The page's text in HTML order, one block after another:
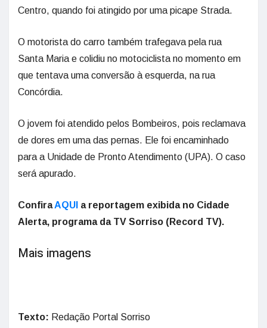
Centro, quando foi atingido por uma picape Strada.
O motorista do carro também trafegava pela rua
Santa Maria e colidiu no motociclista no momento em
que tentava uma conversão à esquerda, na rua
Concórdia.
O jovem foi atendido pelos Bombeiros, pois reclamava
de dores em uma das pernas. Ele foi encaminhado
para a Unidade de Pronto Atendimento (UPA). O caso
será apurado.
ConfiraAQUI a reportagem exibida no Cidade
Alerta, programa da TV Sorriso (Record TV).
Mais imagens
Texto: Redação Portal Sorriso